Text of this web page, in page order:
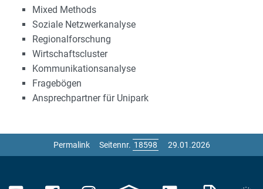
Mixed Methods
Soziale Netzwerkanalyse
Regionalforschung
Wirtschaftscluster
Kommunikationsanalyse
Fragebögen
Ansprechpartner für Unipark
Permalink Seitennr. 29.01.2026